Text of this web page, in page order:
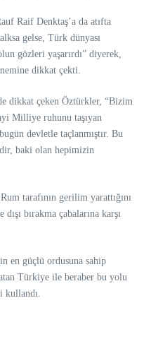
Raif Denktaş’a da atıfta
gelse, Türk dünyası
gözleri yaşarırdı” diyerek,
dikkat çekti.
dikkat çeken Öztürkler, “Bizim
Milliye ruhunu taşıyan
devletle taçlanmıştır. Bu
baki olan hepimizin
tarafının gerilim yarattığını
bırakma çabalarına karşı
en güçlü ordusuna sahip
Türkiye ile beraber bu yolu